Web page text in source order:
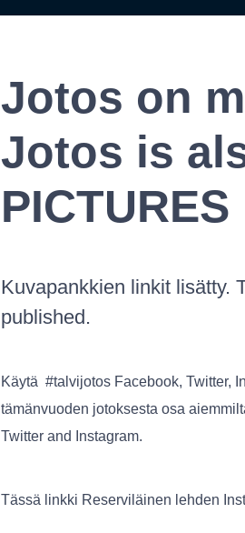
Jotos on
Jotos is
PICTURES
Kuvapankkien linkit lisätty.
published.
Käytä #talvijotos Facebook, Twitter,
tämänvuoden jotoksesta osa
Twitter and Instagram.
Tässä linkki Reserviläinen lehden